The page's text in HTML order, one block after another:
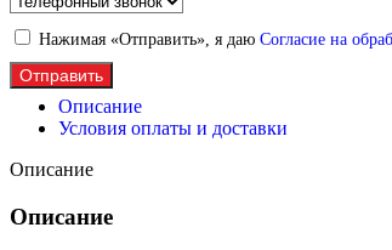
Нажимая «Отправить», я даю Согласие на
Отправить
Описание
Условия оплаты и доставки
Описание
Описание